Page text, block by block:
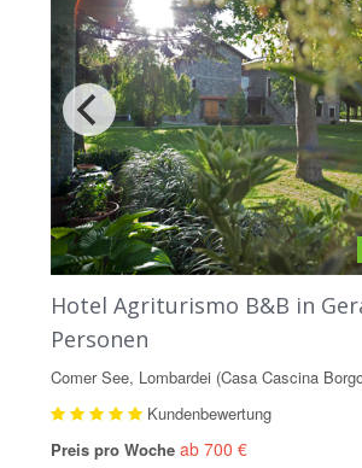
Hotel Agriturismo B&B in
Personen
Comer See, Lombardei (Casa Cascina
Kundenbewertung
Preis pro Woche ab 700 €